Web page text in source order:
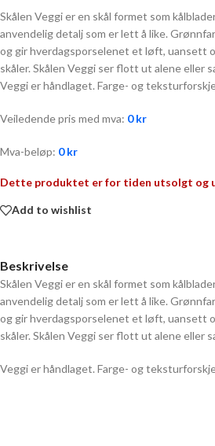
Skålen Veggi er en skål formet som
anvendelig detalj som er lett å like.
og gir hverdagsporselenet et løft, uansett
skåler. Skålen Veggi ser flott ut alene eller
Veggi er håndlaget. Farge- og
Veiledende pris med mva: 0kr
Mva-beløp: 0kr
Dette produktet er for tiden utsolgt og
Add to wishlist
Beskrivelse
Skålen Veggi er en skål formet som
anvendelig detalj som er lett å like.
og gir hverdagsporselenet et løft, uansett
skåler. Skålen Veggi ser flott ut alene eller
Veggi er håndlaget. Farge- og